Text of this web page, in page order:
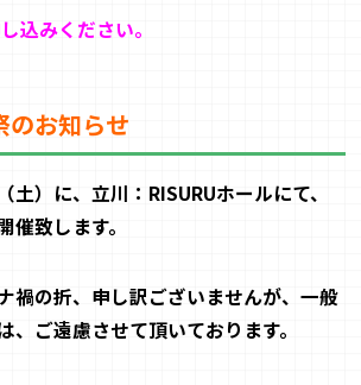
込みください。
のお知らせ
土）に、立川： RISURUホールにて、
催致します。
禍の折、申し訳ございませんが、一般
、ご遠慮させて頂いております。